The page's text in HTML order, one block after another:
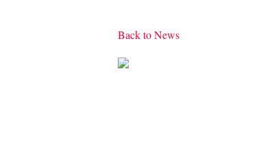
Back to News